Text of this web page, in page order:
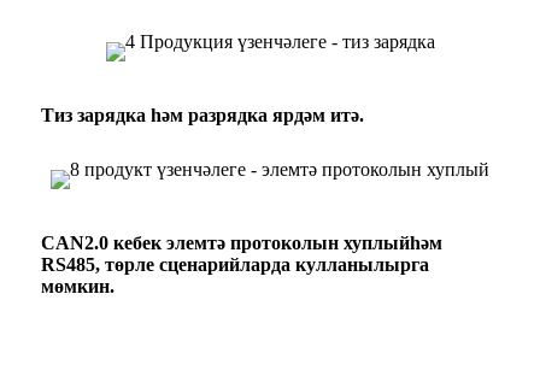
Тиз зарядка һәм разрядка ярдәм итә.
CAN2.0 кебек элемтә протоколын хуплыйһәм
RS485, төрле сценарийларда кулланылырга
мөмкин.